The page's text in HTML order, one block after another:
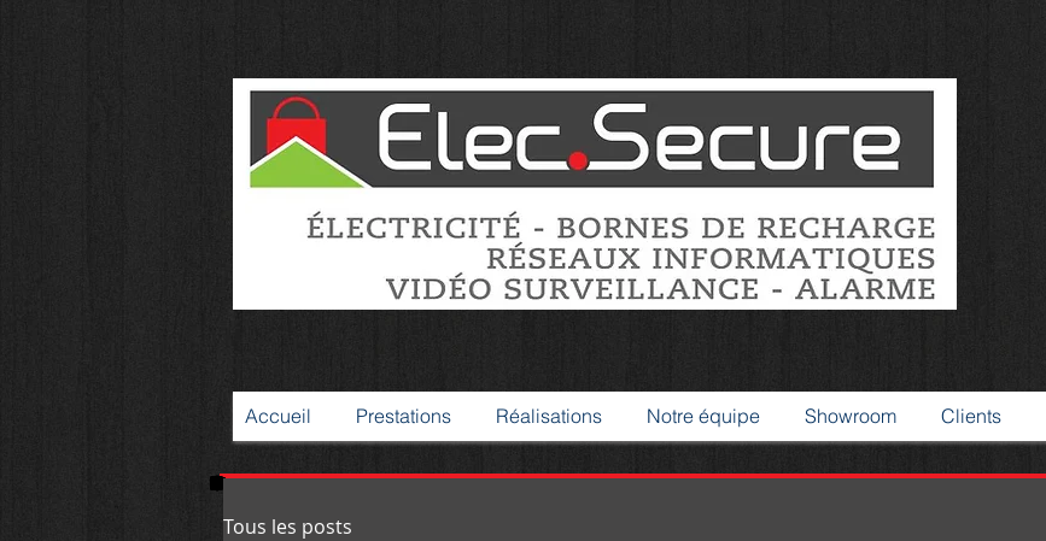
Accueil Prestations Réalisations Notre équipe Showroom Clients
Tous les posts